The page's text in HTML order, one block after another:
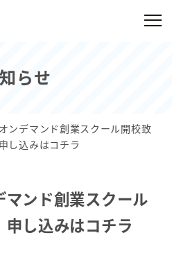
らせ
ンデマンド創業スクール開校致
し込みはコチラ
ンド創業スクール
し込みはコチラ